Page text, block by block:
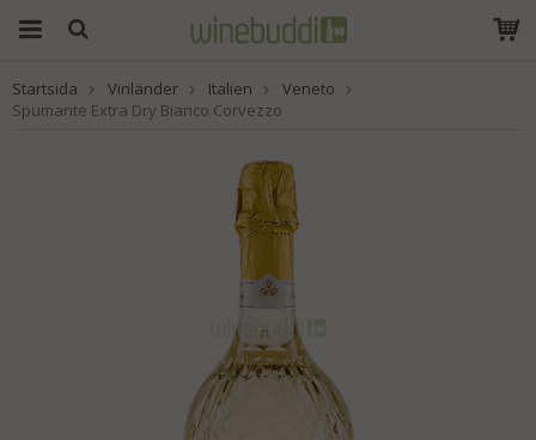
Produkten har blivit
tillagd i varukorgen
Startsida Vinländer Italien
Veneto
Spumante Extra Dry Bianco Corvezzo